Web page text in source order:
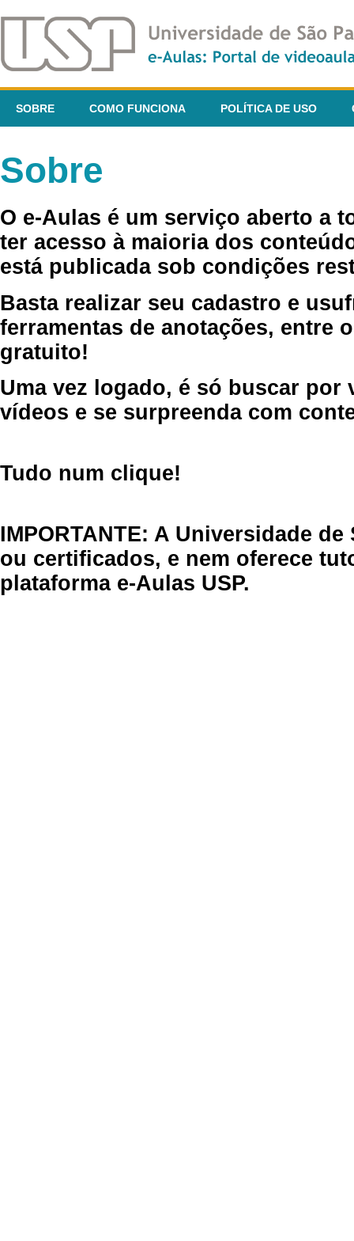
SOBRE COMO FUNCIONA POLÍTICA DE USO
Sobre
O e-Aulas é um serviço aberto a
ter acesso à maioria dos
está publicada sob condições
Basta realizar seu cadastro e
ferramentas de anotações, entre
gratuito!
Uma vez logado, é só buscar por
vídeos e se surpreenda com
Tudo num clique!
IMPORTANTE: A Universidade
ou certificados, e nem oferece
plataforma e-Aulas USP.